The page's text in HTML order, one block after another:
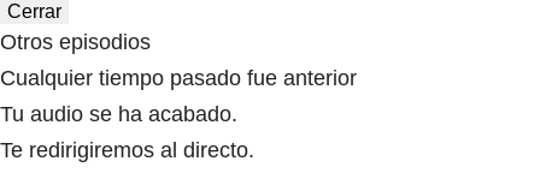
Cerrar
Otros episodios
Cualquier tiempo pasado fue anterior
Tu audio se ha acabado.
Te redirigiremos al directo.